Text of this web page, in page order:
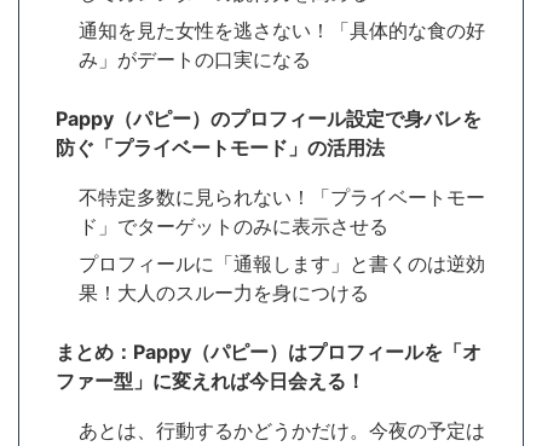
通知を見た女性を逃さない！「具体的な食の好
み」がデートの口実になる
Pappy（パピー）のプロフィール設定で身バレを
防ぐ「プライベートモード」の活用法
不特定多数に見られない！「プライベートモー
ド」でターゲットのみに表示させる
プロフィールに「通報します」と書くのは逆効
果！大人のスルー力を身につける
まとめ：Pappy（パピー）はプロフィールを「オ
ファー型」に変えれば今日会える！
あとは、行動するかどうかだけ。今夜の予定は